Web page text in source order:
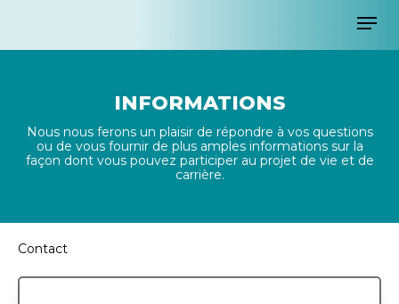
INFORMATIONS
Nous nous ferons un plaisir de répondre à vos questions
ou de vous fournir de plus amples informations sur la
façon dont vous pouvez participer au projet de vie et de
carrière.
Contact